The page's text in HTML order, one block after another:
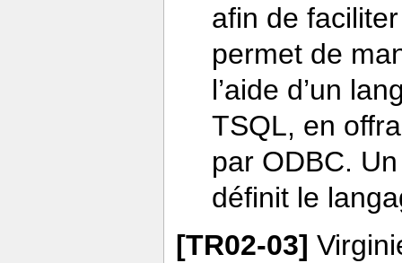
afin de
permet de
l’aide d’un
TSQL, en
par ODBC.
définit le
[TR02-03]